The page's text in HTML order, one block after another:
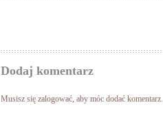
Dodaj komentarz
Musisz się zalogować, aby móc dodać komentarz.